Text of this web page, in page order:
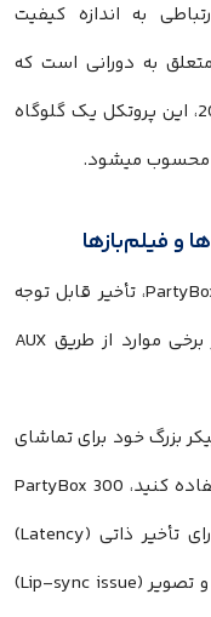
به اندازه کیفیت
سخت‌افزار اهمیت دارند. PartyBox 300 متعلق به دورانی است که
بلوتوث 4.2 استاندارد بود، اما در سال 2025، این پروتکل یک گلوگاه
یکی از شکایات رایج و مستند شما PartyBox 300، تأخیر قابل توجه
در انتقال صدا از طریق بلوتوث و حتی در برخی موارد از طریق AUX
بزرگ خود برای تماشای
فیلم در فضای باز (Outdoor Cinema) استفاده کنید، PartyBox 300
شما را ناامید خواهد کرد. بلوتوث 4.2 دارای تأخیر ذاتی (Latency)
بالایی است که باعث عدم هماهنگی صدا و تصویر (Lip-sync issue)